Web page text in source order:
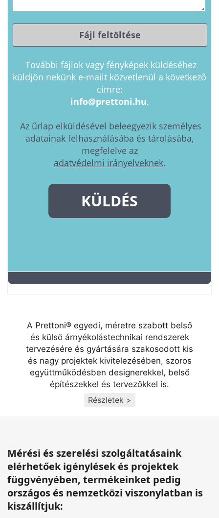
A Prettoni® egyedi, méretre szabott belső
és külső árnyékolástechnikai rendszerek
tervezésére és gyártására szakosodott kis
és nagy projektek kivitelezésében, szoros
együttműködésben designerekkel, belső
építészekkel és tervezőkkel is.
Részletek >
Mérési és szerelési szolgáltatásaink
elérhetőek igénylések és projektek
függvényében, termékeinket pedig
országos és nemzetközi viszonylatban is
kiszállítjuk: